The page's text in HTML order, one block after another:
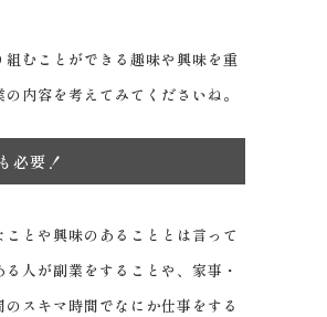
組むことができる趣味や興味を重
内容を考えてみてくださいね。
必要！
ことや興味のあることとは言って
る人が副業をすることや、家事・
のスキマ時間でなにか仕事をする